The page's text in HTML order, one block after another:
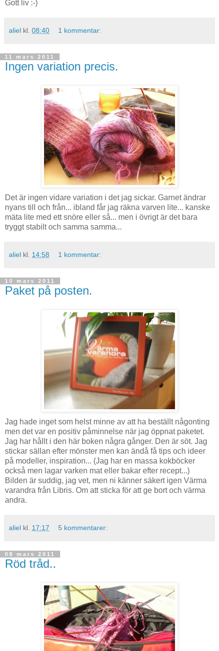
Gott liv :-)
aliel kl. 08:40 1 kommentar:
11 mars 2011
Ingen variation precis.
Det är ingen vidare variation i det jag sickar. Garnet ändrar
nyans till och från... ibland får jag räkna varven lite... kanske
mäta lite med ett snöre eller så... men i övrigt är det bara
tryggt stabilt och samma samma...
aliel kl. 14:58 1 kommentar:
10 mars 2011
Paket på posten.
Jag hade inget som helst minne av att ha beställt någonting
men det var en positiv påminnelse när jag öppnat paketet.
Jag har hållt i den här boken några gånger. Den är söt. Jag
stickar sällan efter mönster men kan ändå få tips och ideer
på modeller, inspiration... (Jag har en massa kokböcker
också men lagar varken mat eller bakar efter recept...)
Bilden är suddig, jag vet, men ni känner säkert igen Värma
varandra från Libris. Om att sticka för att ge bort och värma
andra.
aliel kl. 17:17 5 kommentarer:
08 mars 2011
Röd tråd..